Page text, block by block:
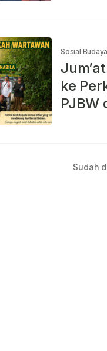
Sosial Budaya
ke
PJBW
Sudah